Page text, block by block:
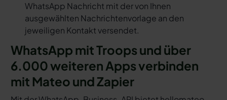
WhatsApp Nachricht mit der von Ihnen
ausgewählten Nachrichtenvorlage an den
jeweiligen Kontakt versendet.
WhatsApp mit Troops und über
6.000 weiteren Apps verbinden
mit Mateo und Zapier